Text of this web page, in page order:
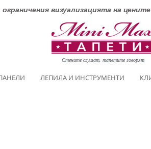
визуализацията на
Стените слушат, тапетите говорят
ЛЕПИЛА И ИНСТРУМЕНТИ